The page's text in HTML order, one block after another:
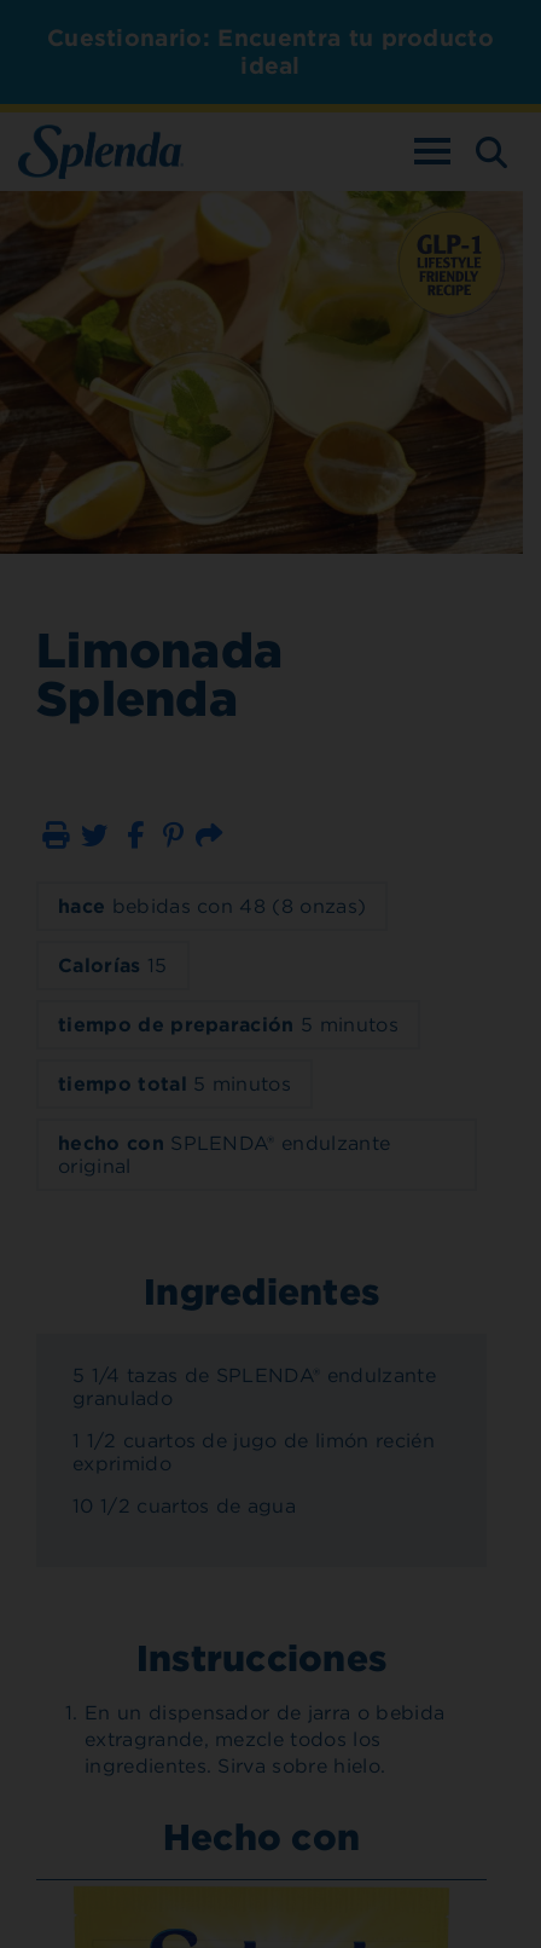
Cuestionario: Encuentra tu producto
ideal
ALTERNAR
Limonada
Splenda
Imprimir Correo electrónico
hace bebidas con 48 (8 onzas)
Calorías 15
tiempo de preparación 5 minutos
tiempo total 5 minutos
hecho con SPLENDA® endulzante
original
Ingredientes
5 1/4 tazas de SPLENDA® endulzante
granulado
1 1/2 cuartos de jugo de limón recién
exprimido
10 1/2 cuartos de agua
Instrucciones
En un dispensador de jarra o bebida
extragrande, mezcle todos los
ingredientes. Sirva sobre hielo.
Hecho con